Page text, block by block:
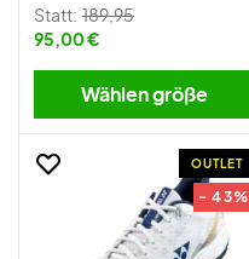
Statt: 189,95
95,00 €
Wählen größe
OUTLET
- 43%